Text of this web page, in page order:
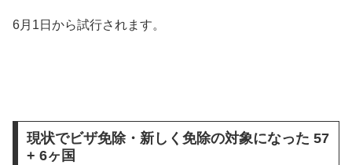
6月1日から試行されます。
現状でビザ免除・新しく免除の対象になった 57
+ 6ヶ国